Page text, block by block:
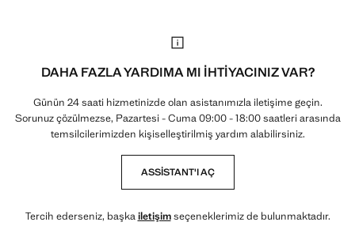
DAHA FAZLA YARDIMA MI IHTIYACINIZ VAR?
Günün 24 saati hizmetinizde olan asistanımızla iletişime geçin.
Sorunuz çözülmezse, Pazartesi - Cuma 09:00 - 18:00 saatleri arasında
temsilcilerimizden kişiselleştirilmiş yardım alabilirsiniz.
ASSISTANT'I AÇ
Tercih ederseniz, başkailetişimseçeneklerimiz de bulunmaktadır.